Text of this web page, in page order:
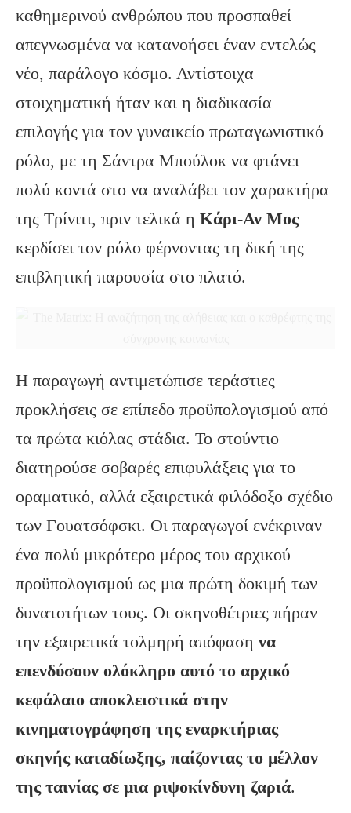
καθημερινού ανθρώπου που προσπαθεί
απεγνωσμένα να κατανοήσει έναν εντελώς
νέο, παράλογο κόσμο. Αντίστοιχα
στοιχηματική ήταν και η διαδικασία
επιλογής για τον γυναικείο πρωταγωνιστικό
ρόλο, με τη Σάντρα Μπούλοκ να φτάνει
πολύ κοντά στο να αναλάβει τον χαρακτήρα
της Τρίνιτι, πριν τελικά η Κάρι-Αν Μος
κερδίσει τον ρόλο φέρνοντας τη δική της
επιβλητική παρουσία στο πλατό.
Η παραγωγή αντιμετώπισε τεράστιες
προκλήσεις σε επίπεδο προϋπολογισμού από
τα πρώτα κιόλας στάδια. Το στούντιο
διατηρούσε σοβαρές επιφυλάξεις για το
οραματικό, αλλά εξαιρετικά φιλόδοξο σχέδιο
των Γουατσόφσκι. Οι παραγωγοί ενέκριναν
ένα πολύ μικρότερο μέρος του αρχικού
προϋπολογισμού ως μια πρώτη δοκιμή των
δυνατοτήτων τους. Οι σκηνοθέτριες πήραν
την εξαιρετικά τολμηρή απόφαση να
επενδύσουν ολόκληρο αυτό το αρχικό
κεφάλαιο αποκλειστικά στην
κινηματογράφηση της εναρκτήριας
σκηνής καταδίωξης, παίζοντας το μέλλον
της ταινίας σε μια ριψοκίνδυνη ζαριά.